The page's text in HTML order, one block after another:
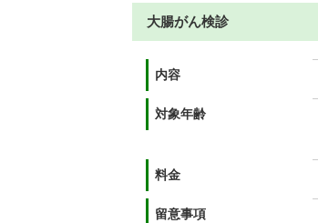
大腸がん検診
内容
対象年齢
料金
留意事項